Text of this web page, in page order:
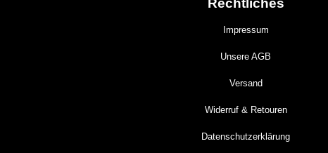
Rechtliches
Impressum
Unsere AGB
Versand
Widerruf & Retouren
Datenschutzerklärung